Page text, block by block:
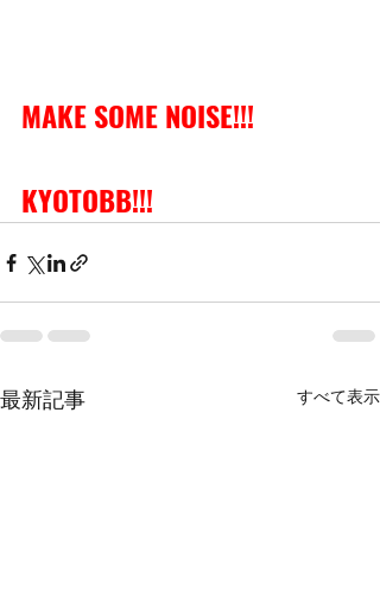
MAKE SOME NOISE!!!
KYOTOBB!!!
最新記事 すべて表示